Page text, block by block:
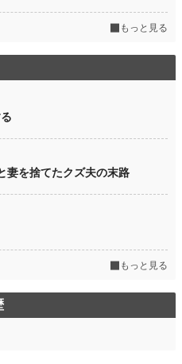
もっと見る
妻を捨てたクズ夫の末路
もっと見る